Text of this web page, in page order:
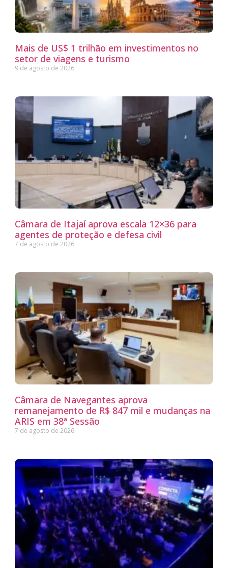
Mais de US$ 1 trilhão em investimentos no
setor de viagens e turismo
9 de agosto de 2026
Câmara de Itajaí aprova escala 12×36 para
agentes de proteção e defesa civil
7 de agosto de 2026
Câmara de Navegantes aprova
remanejamento de R$ 847 mil e mudanças na
ARIS em 38ª Sessão
7 de agosto de 2026